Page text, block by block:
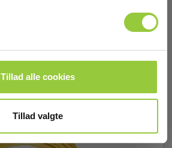
Tillad alle cookies
Tillad valgte